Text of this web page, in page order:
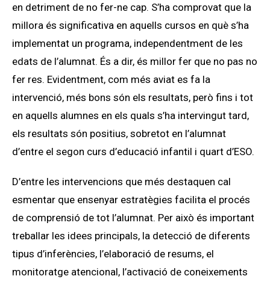
en detriment de no fer-ne cap. S’ha comprovat que la
millora és significativa en aquells cursos en què s’ha
implementat un programa, independentment de les
edats de l’alumnat. És a dir, és millor fer que no pas no
fer res. Evidentment, com més aviat es fa la
intervenció, més bons són els resultats, però fins i tot
en aquells alumnes en els quals s’ha intervingut tard,
els resultats són positius, sobretot en l’alumnat
d’entre el segon curs d’educació infantil i quart d’ESO.
D’entre les intervencions que més destaquen cal
esmentar que ensenyar estratègies facilita el procés
de comprensió de tot l’alumnat. Per això és important
treballar les idees principals, la detecció de diferents
tipus d’inferències, l’elaboració de resums, el
monitoratge atencional, l’activació de coneixements